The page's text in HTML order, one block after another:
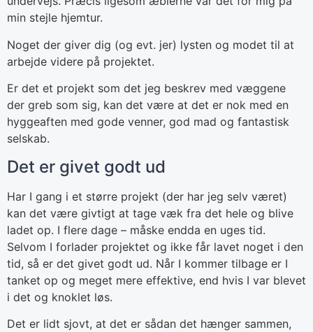
min stejle hjemtur.
Noget der giver dig (og evt. jer) lysten og modet til at
arbejde videre på projektet.
Er det et projekt som det jeg beskrev med væggene
der greb som sig, kan det være at det er nok med en
hyggeaften med gode venner, god mad og fantastisk
selskab.
Det er givet godt ud
Har I gang i et større projekt (der har jeg selv været)
kan det være givtigt at tage væk fra det hele og blive
ladet op. I flere dage – måske endda en uges tid.
Selvom I forlader projektet og ikke får lavet noget i den
tid, så er det givet godt ud. Når I kommer tilbage er I
tanket op og meget mere effektive, end hvis I var blevet
i det og knoklet løs.
Det er lidt sjovt, at det er sådan det hænger sammen,